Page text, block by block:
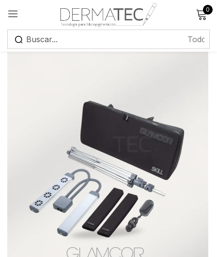
0
Registrarse
Recuérdame
¿Has olvidado tu contraseña?
Iniciar sesión
Crear una cuenta